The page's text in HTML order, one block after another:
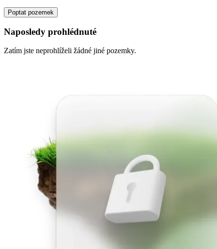
Poptat pozemek
Naposledy prohlédnuté
Zatím jste neprohlíželi žádné jiné pozemky.